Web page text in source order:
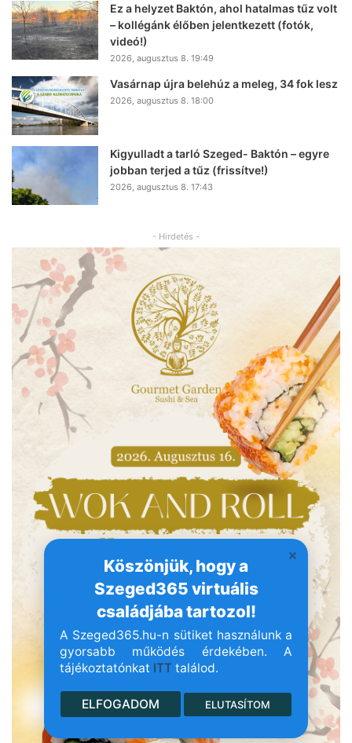
Köszönjük, hogy a
Szeged365 virtuális
családjába tartozol!
A Szeged365.hu-n sütiket használunk a
gyorsabb működés érdekében. A
tájékoztatónkat ITT találod.
ELFOGADOM ELUTASÍTOM
Ez a helyzet Baktón, ahol hatalmas tűz volt
– kollégánk élőben jelentkezett (fotók,
videó!)
2026, augusztus 8. 19:49
Vasárnap újra belehúz a meleg, 34 fok lesz
2026, augusztus 8. 18:00
Kigyulladt a tarló Szeged- Baktón – egyre
jobban terjed a tűz (frissítve!)
2026, augusztus 8. 17:43
- Hirdetés -